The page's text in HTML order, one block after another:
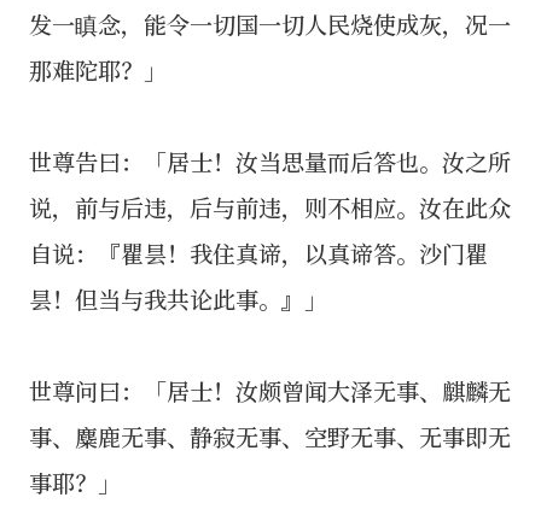
发一瞋念，能令一切国一切人民烧使成灰，况一
那难陀耶？」
世尊告曰：「居士！汝当思量而后答也。汝之所
说，前与后违，后与前违，则不相应。汝在此众
自说：『瞿昙！我住真谛，以真谛答。沙门瞿
昙！但当与我共论此事。』」
世尊问曰：「居士！汝颇曾闻大泽无事、麒麟无
事、麋鹿无事、静寂无事、空野无事、无事即无
事耶？」